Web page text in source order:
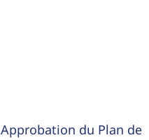
Approbation du Plan de